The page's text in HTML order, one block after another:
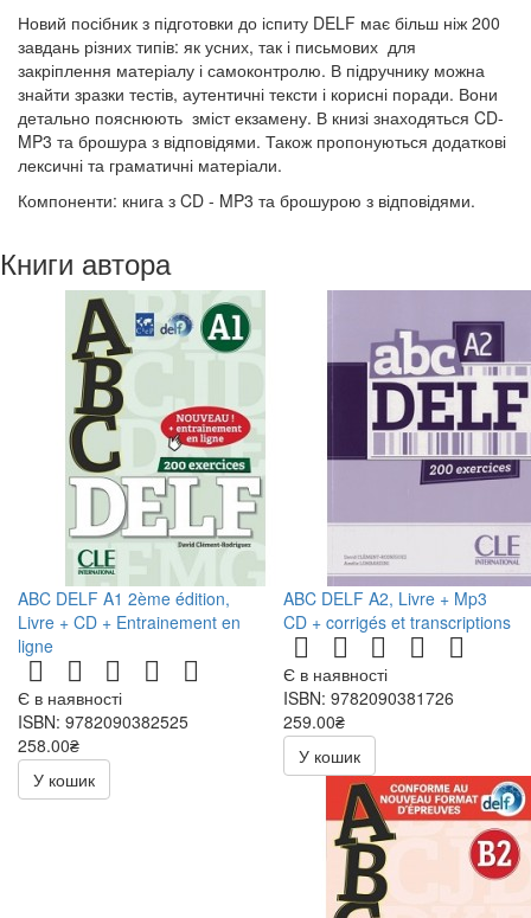
Новий посібник з підготовки до іспиту DELF має більш ніж 200
завдань різних типів: як усних, так і письмових для
закріплення матеріалу і самоконтролю. В підручнику можна
знайти зразки тестів, аутентичні тексти і корисні поради. Вони
детально пояснюють зміст екзамену. В книзі знаходяться CD-
MP3 та брошура з відповідями. Також пропонуються додаткові
лексичні та граматичні матеріали.
Компоненти: книга з CD - MP3 та брошурою з відповідями.
Книги автора
ABC DELF A1 2ème édition,
Livre + CD + Entrainement en
ligne
Є в наявності
ISBN: 9782090382525
258.00₴
516.00₴
У кошик
ABC DELF A2, Livre + Mp3
CD + corrigés et transcriptions
Є в наявності
ISBN: 9782090381726
259.00₴
518.00₴
У кошик